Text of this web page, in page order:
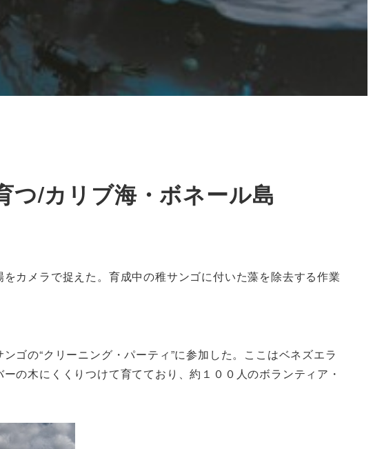
つ/カリブ海・ボネール島
カメラで捉えた。育成中の稚サンゴに付いた藻を除去する作業
ゴの“クリーニング・パーティ”に参加した。ここはベネズエラ
の木にくくりつけて育てており、約１００人のボランティア・